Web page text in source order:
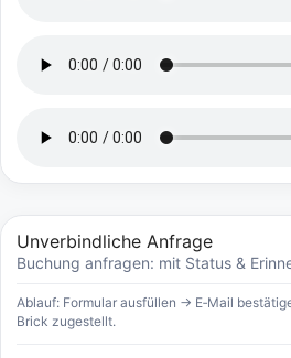
Unverbindliche Anfrage
Buchung anfragen: mit Status &
Ablauf: Formular ausfüllen → E‑Mail
Brick zugestellt.